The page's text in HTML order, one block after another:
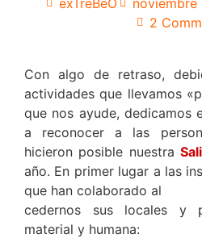
2
Con algo de retraso,
actividades que llevamos
que nos ayude, dedicamos
a reconocer a las
hicieron posible nuestra
año. En primer lugar a las
que han colaborado al
cedernos sus locales y
material y humana: